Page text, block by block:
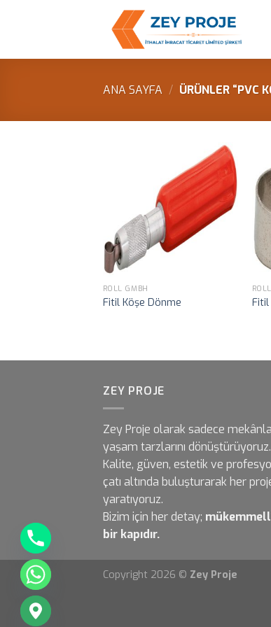
ANA SAYFA / ÜRÜNLER “PVC
ROLL GMBH
Fitil Köşe Dönme Fitil
ZEY PROJE
Zey Proje olarak sadece
yaşam tarzlarını dönüştürüyoruz.
Kalite, güven, estetik ve
çatı altında buluşturarak her
yaratıyoruz.
Bizim için her detay;
bir kapıdır.
Copyright 2026 © Zey Proje